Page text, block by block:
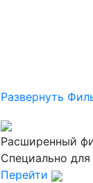
Развернуть
Расширенный
Специально
Перейти